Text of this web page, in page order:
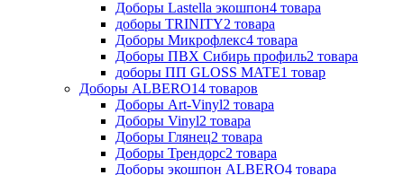
Доборы Lastella экошпон4 товара
доборы TRINITY2 товара
Доборы Микрофлекс4 товара
Доборы ПВХ Сибирь профиль2 товара
доборы ПП GLOSS MATE1 товар
Доборы ALBERO14 товаров
Доборы Art-Vinyl2 товара
Доборы Vinyl2 товара
Доборы Глянец2 товара
Доборы Трендорс2 товара
Доборы экошпон ALBERO4 товара